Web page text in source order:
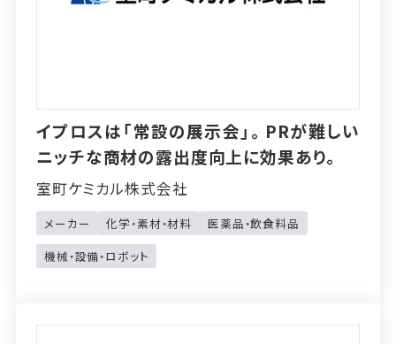
イプロスは「常設の展示会」。PRが難しい
ニッチな商材の露出度向上に効果あり。
室町ケミカル株式会社
メーカー 化学・素材・材料
医薬品・飲食料品
機械・設備・ロボット